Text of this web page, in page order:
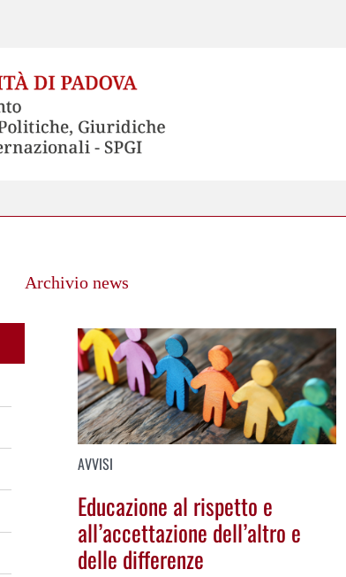
Archivio news
AVVISI
Educazione al rispetto e
all’accettazione dell’altro e
delle differenze